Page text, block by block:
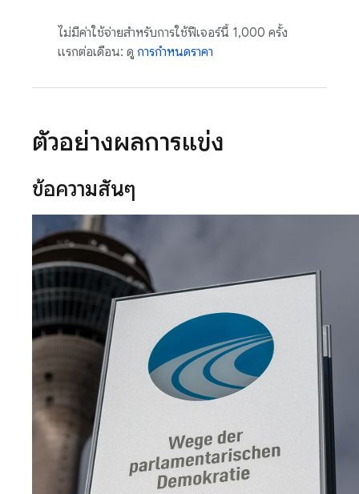
ไม่มีค่าใช้จ่ายสำหรับการใช้ฟีเจอร์นี้ 1,000 ครั้ง
แรกต่อเดือน: ดู การกำหนดราคา
ตัวอย่างผลการแข่ง
ข้อความสั้นๆ